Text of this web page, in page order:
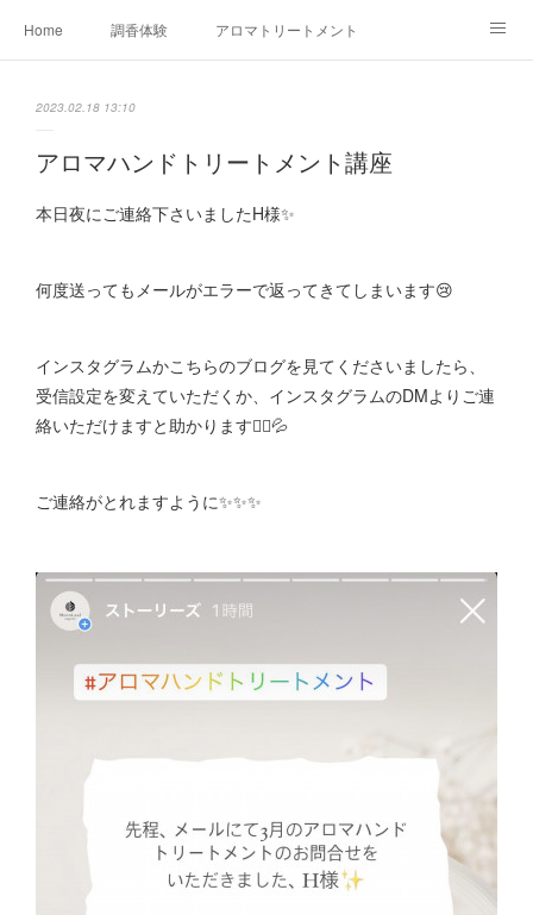
Home 調香体験 アロマトリートメントMenu
Ameblo
2023.02.18 13:10
アロマハンドトリートメント講座
本日夜にご連絡下さいましたH様✨
何度送ってもメールがエラーで返ってきてしまいます😢
インスタグラムかこちらのブログを見てくださいましたら、
受信設定を変えていただくか、インスタグラムのDMよりご連
絡いただけますと助かります🙇‍♀️💦
ご連絡がとれますように✨✨✨